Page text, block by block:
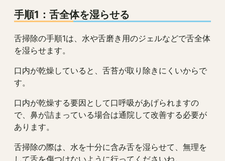
手順1：舌全体を湿らせる
舌掃除の手順1は、水や舌磨き用のジェルなどで舌全体
を湿らせます。
口内が乾燥していると、舌苔が取り除きにくいからで
す。
口内が乾燥する要因として口呼吸があげられますの
で、鼻が詰まっている場合は通院して改善する必要が
あります。
舌掃除の際は、水を十分に含み舌を湿らせて、無理を